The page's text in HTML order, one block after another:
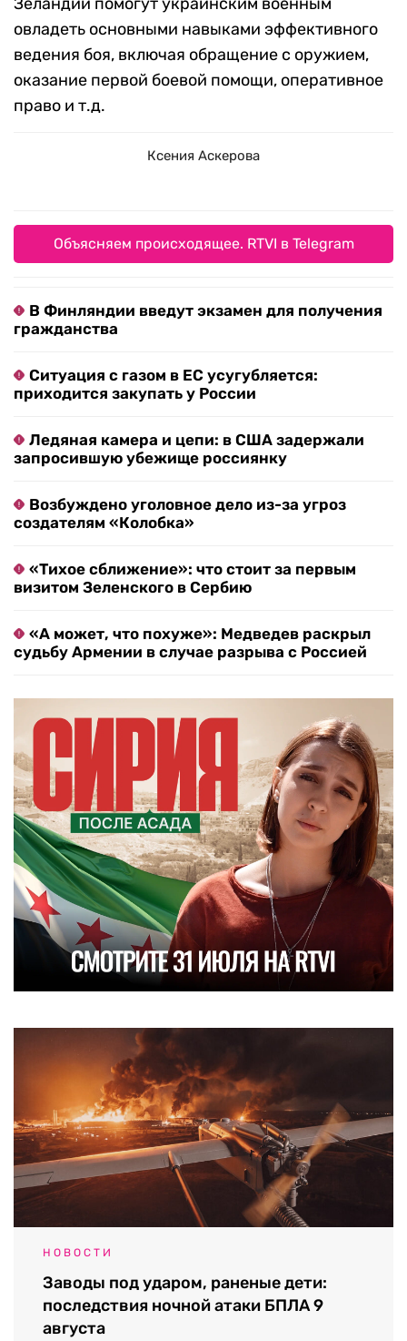
овладеть основными навыками эффективного
ведения боя, включая обращение с оружием,
оказание первой боевой помощи, оперативное
право и т.д.
Ксения Аскерова
Объясняем происходящее. RTVI в Telegram
В Финляндии введут экзамен для получения
гражданства
Ситуация с газом в ЕС усугубляется:
приходится закупать у России
Ледяная камера и цепи: в США задержали
запросившую убежище россиянку
Возбуждено уголовное дело из-за угроз
создателям «Колобка»
«Тихое сближение»: что стоит за первым
визитом Зеленского в Сербию
«А может, что похуже»: Медведев раскрыл
судьбу Армении в случае разрыва с Россией
НОВОСТИ
Заводы под ударом, раненые дети:
последствия ночной атаки БПЛА 9
августа